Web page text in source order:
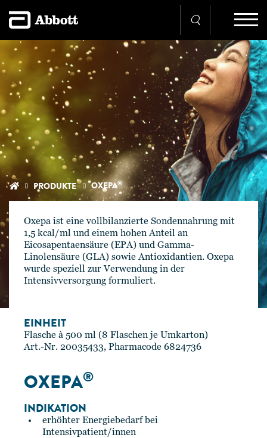
PRODUKTE OXEPA®
OXEPA®
Oxepa ist eine vollbilanzierte Sondennahrung mit
1,5 kcal/ml und einem hohen Anteil an
Eicosapentaensäure (EPA) und Gamma-
Linolensäure (GLA) sowie Antioxidantien. Oxepa
wurde speziell zur Verwendung in der
Intensivversorgung formuliert.
INDIKATION
erhöhter Energiebedarf bei
Intensivpatient/innen
EINHEIT
Flasche à 500 ml (8 Flaschen je Umkarton)
Art.-Nr. 20035433, Pharmacode 6824736